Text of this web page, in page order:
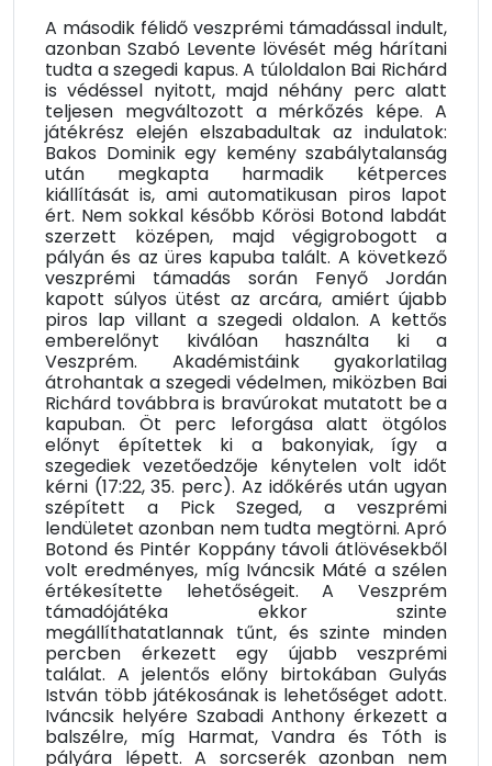
A második félidő veszprémi támadással indult,
azonban Szabó Levente lövését még hárítani
tudta a szegedi kapus. A túloldalon Bai Richárd
is védéssel nyitott, majd néhány perc alatt
teljesen megváltozott a mérkőzés képe. A
játékrész elején elszabadultak az indulatok:
Bakos Dominik egy kemény szabálytalanság
után megkapta harmadik kétperces
kiállítását is, ami automatikusan piros lapot
ért. Nem sokkal később Kőrösi Botond labdát
szerzett középen, majd végigrobogott a
pályán és az üres kapuba talált. A következő
veszprémi támadás során Fenyő Jordán
kapott súlyos ütést az arcára, amiért újabb
piros lap villant a szegedi oldalon. A kettős
emberelőnyt kiválóan használta ki a
Veszprém. Akadémistáink gyakorlatilag
átrohantak a szegedi védelmen, miközben Bai
Richárd továbbra is bravúrokat mutatott be a
kapuban. Öt perc leforgása alatt ötgólos
előnyt építettek ki a bakonyiak, így a
szegediek vezetőedzője kénytelen volt időt
kérni (17:22, 35. perc). Az időkérés után ugyan
szépített a Pick Szeged, a veszprémi
lendületet azonban nem tudta megtörni. Apró
Botond és Pintér Koppány távoli átlövésekből
volt eredményes, míg Iváncsik Máté a szélen
értékesítette lehetőségeit. A Veszprém
támadójátéka ekkor szinte
megállíthatatlannak tűnt, és szinte minden
percben érkezett egy újabb veszprémi
találat. A jelentős előny birtokában Gulyás
István több játékosának is lehetőséget adott.
Iváncsik helyére Szabadi Anthony érkezett a
balszélre, míg Harmat, Vandra és Tóth is
pályára lépett. A sorcserék azonban nem